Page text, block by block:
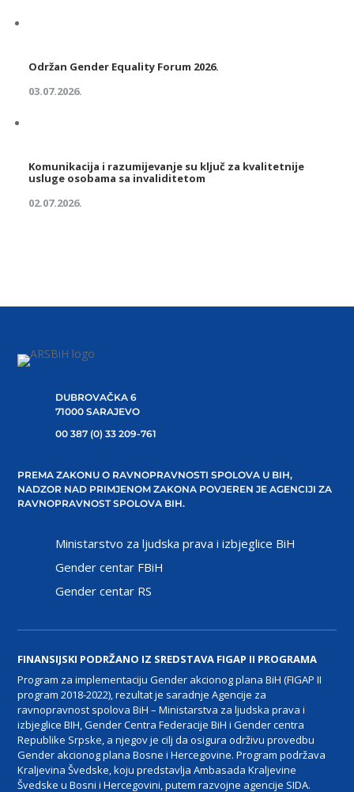
Održan Gender Equality Forum 2026.
03.07.2026.
Komunikacija i razumijevanje su ključ za kvalitetnije
usluge osobama sa invaliditetom
02.07.2026.
DUBROVAČKA 6
71000 SARAJEVO
00 387 (0) 33 209-761
PREMA ZAKONU O RAVNOPRAVNOSTI SPOLOVA U BIH,
NADZOR NAD PRIMJENOM ZAKONA POVJEREN JE AGENCIJI ZA
RAVNOPRAVNOST SPOLOVA BIH.
Ministarstvo za ljudska prava i izbjeglice BiH
Gender centar FBiH
Gender centar RS
FINANSIJSKI PODRŽANO IZ SREDSTAVA FIGAP II PROGRAMA
Program za implementaciju Gender akcionog plana BiH (FIGAP II
program 2018-2022), rezultat je saradnje Agencije za
ravnopravnost spolova BiH – Ministarstva za ljudska prava i
izbjeglice BIH, Gender Centra Federacije BiH i Gender centra
Republike Srpske, a njegov je cilj da osigura održivu provedbu
Gender akcionog plana Bosne i Hercegovine. Program podržava
Kraljevina Švedske, koju predstavlja Ambasada Kraljevine
Švedske u Bosni i Hercegovini, putem razvojne agencije SIDA.